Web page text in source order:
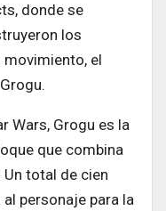
donde se
los
el
Wars, Grogu es la
que combina
total de cien
personaje para la